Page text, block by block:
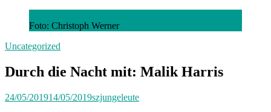
Foto: Christoph Werner
Uncategorized
Durch die Nacht mit: Malik Harris
24/05/201914/05/2019szjungeleute